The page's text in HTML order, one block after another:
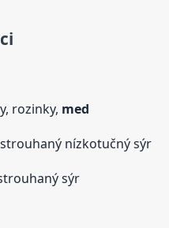
rozinky, med
nízkotučný sýr
sýr